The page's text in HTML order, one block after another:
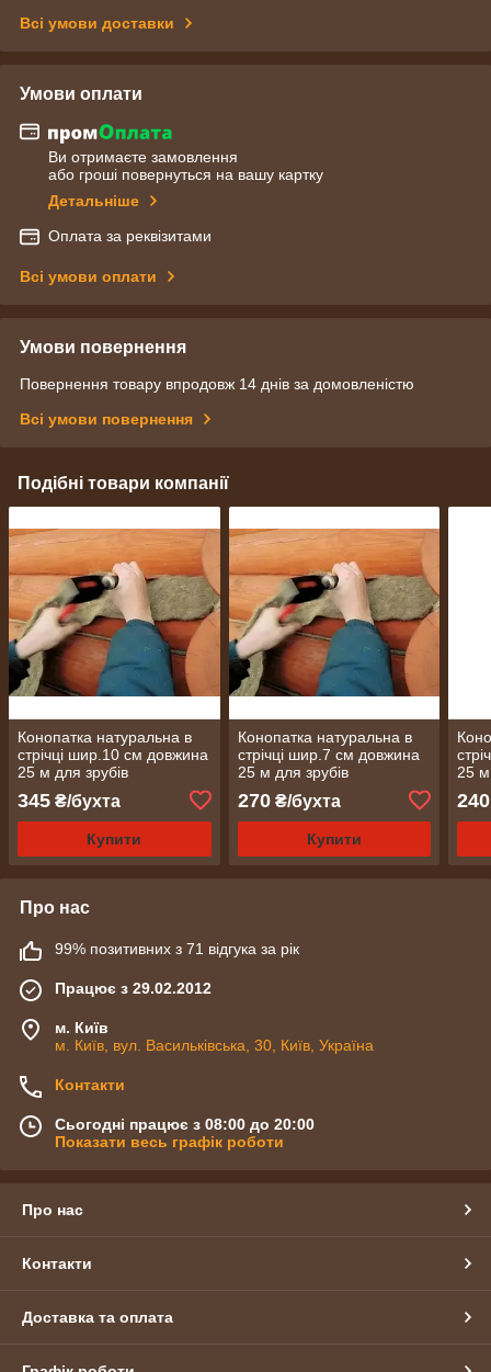
Всі умови доставки
Умови оплати
Ви отримаєте замовлення
або гроші повернуться на вашу картку
Детальніше
Оплата за реквізитами
Всі умови оплати
Умови повернення
Повернення товару впродовж 14 днів за домовленістю
Всі умови повернення
Подібні товари компанії
Конопатка натуральна в
стрічці шир.10 см довжина
25 м для зрубів
лазень, саун
345 ₴/бухта
Купити
Конопатка натуральна в
стрічці шир.7 см довжина
25 м для зрубів
лазень, саун
270₴/бухта
Купити
25 м
240
Про нас
99% позитивних з 71 відгука за рік
Працює з 29.02.2012
м. Київ
м. Київ, вул. Васильківська, 30, Київ, Україна
Контакти
Сьогодні працює з 08:00 до 20:00
Показати весь графік роботи
Про нас
Контакти
Доставка та оплата